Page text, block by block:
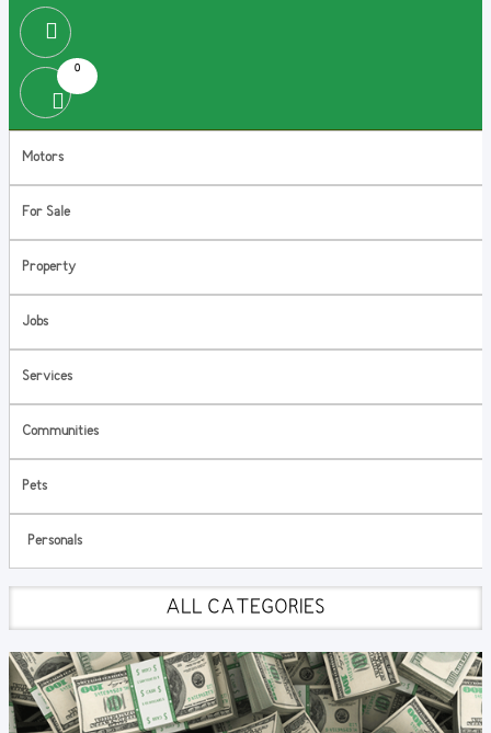
0
Motors
For Sale
Property
Jobs
Services
Communities
Pets
Personals
ALL CATEGORIES